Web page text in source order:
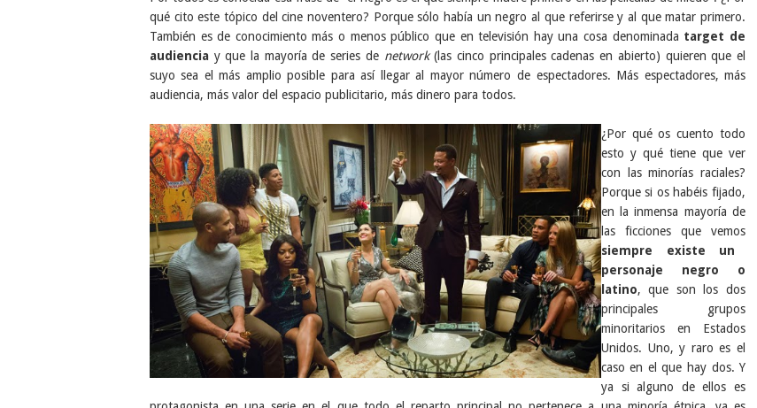
qué cito este tópico del cine noventero? Porque sólo había un negro al que referirse y al que matar primero.
También es de conocimiento más o menos público que en televisión hay una cosa denominada target de
audienciay que la mayoría de series de network(las cinco principales cadenas en abierto) quieren que el
suyo sea el más amplio posible para así llegar al mayor número de espectadores. Más espectadores, más
audiencia, más valor del espacio publicitario, más dinero para todos.
¿Por qué os cuento todo
esto y qué tiene que ver
con las minorías raciales?
Porque si os habéis fijado,
en la inmensa mayoría de
las ficciones que vemos
siempre existe un
personaje negro o
latino, que son los dos
principales grupos
minoritarios en Estados
Unidos. Uno, y raro es el
caso en el que hay dos. Y
ya si alguno de ellos es